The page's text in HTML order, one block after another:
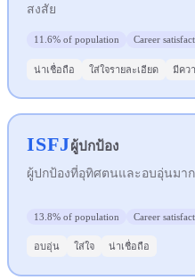
สงสัย
11.6% of population Career
น่าเชื่อถือ ใส่ใจรายละเอียด มีคว
ISFJผู้ปกป้อง
ผู้ปกป้องที่อุทิศตนและอบอุ่นมา
13.8% of population Career
อบอุ่น ใส่ใจ น่าเชื่อถือ